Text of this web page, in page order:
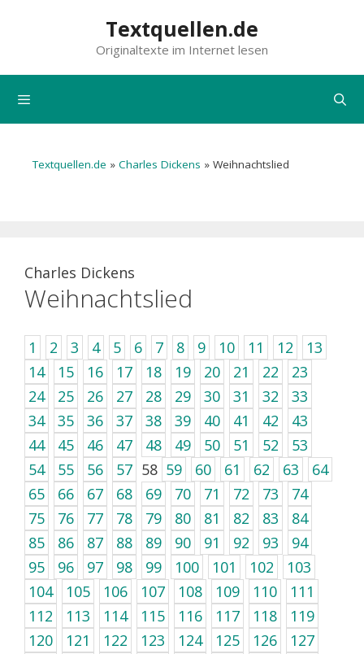
Textquellen.de
Originaltexte im Internet lesen
Textquellen.de » Charles Dickens » Weihnachtslied
Charles Dickens
Weihnachtslied
1 2 3 4 5 6 7 8 9 10 11 12
13
14
15 16 17 18 19 20 21 22
23
24
25 26 27 28 29 30 31 32
33
34
35 36 37 38 39 40 41 42
43
44
45 46 47 48 49 50 51 52
53
54
55 56 57 58 59 60 61 62 63
64
65
66 67 68 69 70 71 72 73
74
75
76 77 78 79 80 81 82 83
84
85
86 87 88 89 90 91 92 93
94
95
96 97 98 99 100 101 102
103
104
105 106 107 108 109 110
111
112
113 114 115 116 117 118
119
120
121 122 123 124 125 126
127